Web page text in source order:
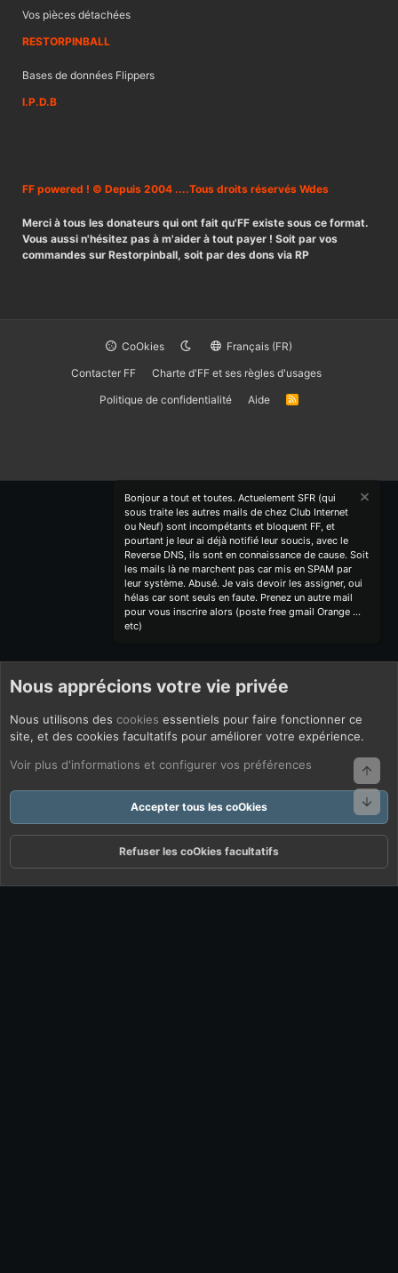
Vos pièces détachées
RESTORPINBALL
Bases de données Flippers
I.P.D.B
FF powered ! © Depuis 2004 ....Tous droits réservés Wdes
Merci à tous les donateurs qui ont fait qu'FF existe sous ce format.
Vous aussi n'hésitez pas à m'aider à tout payer ! Soit par vos
commandes sur Restorpinball, soit par des dons via RP
CoOkies
Français (FR)
Contacter FF
Charte d'FF et ses règles d'usages
Politique de confidentialité
Aide
R
Bonjour a tout et toutes. Actuelement SFR (qui
sous traite les autres mails de chez Club Internet
ou Neuf) sont incompétants et bloquent FF, et
pourtant je leur ai déjà notifié leur soucis, avec le
Reverse DNS, ils sont en connaissance de cause. Soit
les mails là ne marchent pas car mis en SPAM par
leur système. Abusé. Je vais devoir les assigner, oui
hélas car sont seuls en faute. Prenez un autre mail
pour vous inscrire alors (poste free gmail Orange ...
etc)
Nous apprécions votre vie privée
Nous utilisons des cookies essentiels pour faire fonctionner ce
site, et des cookies facultatifs pour améliorer votre expérience.
Voir plus d'informations et configurer vos préférences
Accepter tous les coOkies
Refuser les coOkies facultatifs